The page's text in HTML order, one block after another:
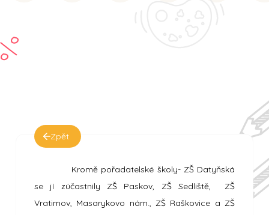
Zpět
Kromě pořadatelské školy- ZŠ Datyňská
se jí zúčastnily ZŠ Paskov, ZŠ Sedliště, ZŠ
Vratimov, Masarykovo nám., ZŠ Raškovice a ZŠ